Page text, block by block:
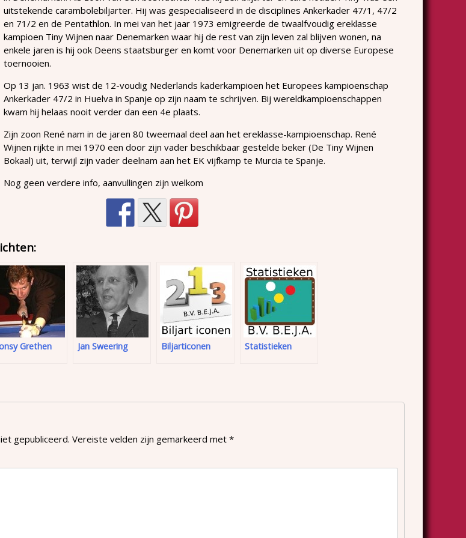
uitstekende carambolebiljarter. Hij was gespecialiseerd in de disciplines Ankerkader 47/1, 47/2
en 71/2 en de Pentathlon. In mei van het jaar 1973 emigreerde de twaalfvoudig ereklasse
kampioen Tiny Wijnen naar Denemarken waar hij de rest van zijn leven zal blijven wonen, na
enkele jaren is hij ook Deens staatsburger en komt voor Denemarken uit op diverse Europese
toernooien.
Op 13 jan. 1963 wist de 12-voudig Nederlands kaderkampioen het Europees kampioenschap
Ankerkader 47/2 in Huelva in Spanje op zijn naam te schrijven. Bij wereldkampioenschappen
kwam hij helaas nooit verder dan een 4e plaats.
Zijn zoon René nam in de jaren 80 tweemaal deel aan het ereklasse-kampioenschap. René
Wijnen rijkte in mei 1970 een door zijn vader beschikbaar gestelde beker (De Tiny Wijnen
Bokaal) uit, terwijl zijn vader deelnam aan het EK vijfkamp te Murcia te Spanje.
Nog geen verdere info, aanvullingen zijn welkom
Grethen Jan Sweering Biljarticonen Statistieken
gepubliceerd. Vereiste velden zijn gemarkeerd met *